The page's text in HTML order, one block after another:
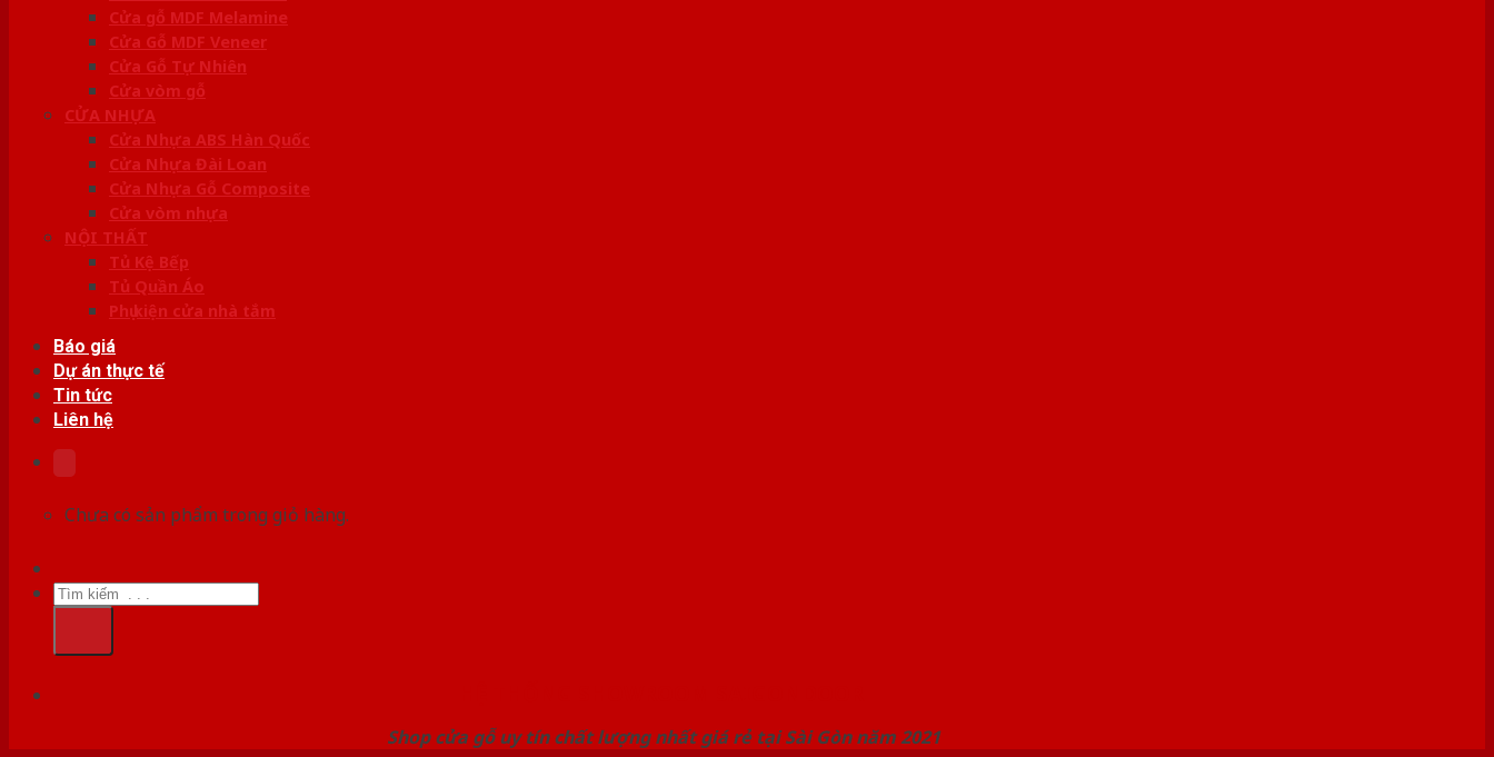
Cửa gỗ MDF Melamine
Cửa Gỗ MDF Veneer
Cửa Gỗ Tự Nhiên
Cửa vòm gỗ
CỬA NHỰA
Cửa Nhựa ABS Hàn Quốc
Cửa Nhựa Đài Loan
Cửa Nhựa Gỗ Composite
Cửa vòm nhựa
NỘI THẤT
Tủ Kệ Bếp
Tủ Quần Áo
Phụ kiện cửa nhà tắm
Báo giá
Dự án thực tế
Tin tức
Liên hệ
Chưa có sản phẩm trong giỏ hàng.
Tìm
kiếm:
Shop cửa gỗ uy tín chất lượng nhất giá rẻ tại Sài Gòn năm 2021